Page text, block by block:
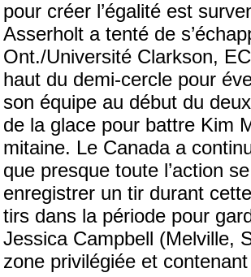
pour créer l’égalité est
Asserholt a tenté de
Ont./Université Clarkson,
haut du demi-cercle pour
son équipe au début du
de la glace pour battre Kim
mitaine. Le Canada a
que presque toute l’action
enregistrer un tir durant
tirs dans la période pour
Jessica Campbell (Melville,
zone privilégiée et